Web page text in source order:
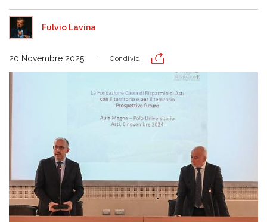
Fulvio Lavina
20 Novembre 2025 Condividi